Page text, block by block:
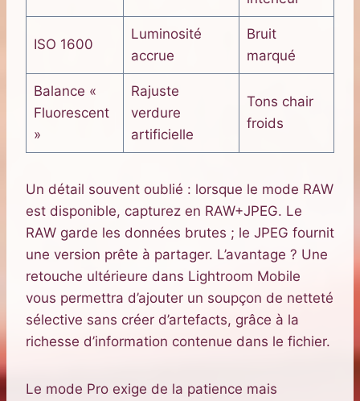
ISO 1600
Luminosité
accrue
Bruit
marqué
Balance «
Fluorescent
»
Rajuste
verdure
artificielle
Tons chair
froids
Un détail souvent oublié : lorsque le mode RAW
est disponible, capturez en RAW+JPEG. Le
RAW garde les données brutes ; le JPEG fournit
une version prête à partager. L’avantage ? Une
retouche ultérieure dans Lightroom Mobile
vous permettra d’ajouter un soupçon de netteté
sélective sans créer d’artefacts, grâce à la
richesse d’information contenue dans le fichier.
Le mode Pro exige de la patience mais